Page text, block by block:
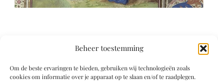
Beheer toestemming
Om de beste ervaringen te bieden, gebruiken wij technologieën zoals
cookies om informatie over je apparaat op te slaan en/of te raadplegen.
© 2019 Roel Wiechers | Powered byROCK Design